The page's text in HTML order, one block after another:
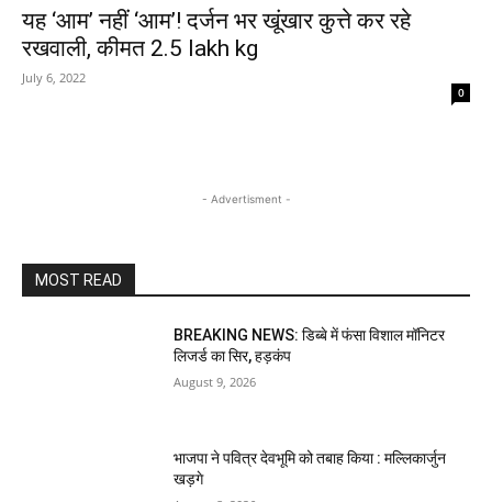
यह ‘आम’ नहीं ‘आम’! दर्जन भर खूंखार ​कुत्ते कर रहे
रखवाली, कीमत 2.5 lakh kg
July 6, 2022
0
- Advertisment -
MOST READ
BREAKING NEWS: डिब्बे में फंसा विशाल मॉनिटर
लिजर्ड का सिर, हड़कंप
August 9, 2026
भाजपा ने पवित्र देवभूमि को तबाह किया : मल्लिकार्जुन
खड़गे